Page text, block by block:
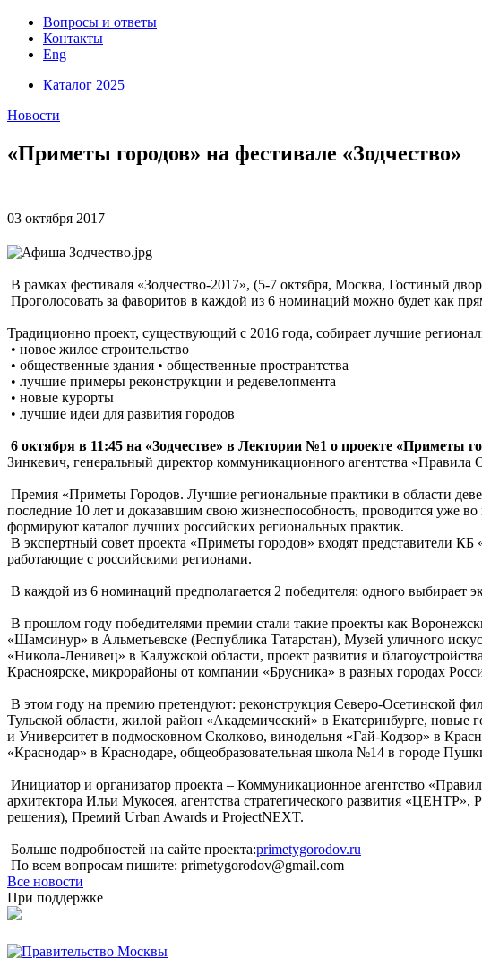
Вопросы и ответы
Контакты
Eng
Каталог 2025
Новости
«Приметы городов» на фестивале «Зодчество»
03 октября 2017
В рамках фестиваля «Зодчество-2017», (5-7 октября, Москва, Гостиный
Проголосовать за фаворитов в каждой из 6 номинаций можно будет как
Традиционно проект, существующий с 2016 года, собирает лучшие
• новое жилое строительство
• общественные здания • общественные пространтства
• лучшие примеры реконструкции и редевелопмента
• новые курорты
• лучшие идеи для развития городов
6 октября в 11:45 на «Зодчестве» в Лектории №1 о проекте «Приметы
Зинкевич, генеральный директор коммуникационного агентства «Правила
Премия «Приметы Городов. Лучшие региональные практики в области
последние 10 лет и доказавшим свою жизнеспособность, проводится уже
формируют каталог лучших российских региональных практик.
В экспертный совет проекта «Приметы городов» входят представители
работающие с российскими регионами.
В каждой из 6 номинаций предполагается 2 победителя: одного выбирает
В прошлом году победителями премии стали такие проекты как
«Шамсинур» в Альметьевске (Республика Татарстан), Музей уличного
«Никола-Ленивец» в Калужской области, проект развития и
Красноярске, микрорайоны от компании «Брусника» в разных городах
В этом году на премию претендуют: реконструкция Северо-Осетинской
Тульской области, жилой район «Академический» в Екатеринбурге, новые
и Университет в подмосковном Сколково, винодельня «Гай-Кодзор» в
«Краснодар» в Краснодаре, общеобразовательная школа №14 в городе
Инициатор и организатор проекта – Коммуникационное агентство
архитектора Ильи Мукосея, агентства стратегического развития
решения), Премий Urban Awards и ProjectNEXT.
Больше подробностей на сайте проекта:primetygorodov.ru
По всем вопросам пишите: primetygorodov@gmail.com
Все новости
При поддержке